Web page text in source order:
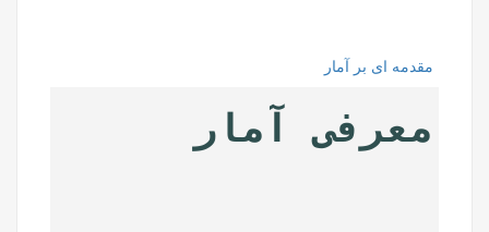
مقدمه ای بر آمار
معرفی آمار